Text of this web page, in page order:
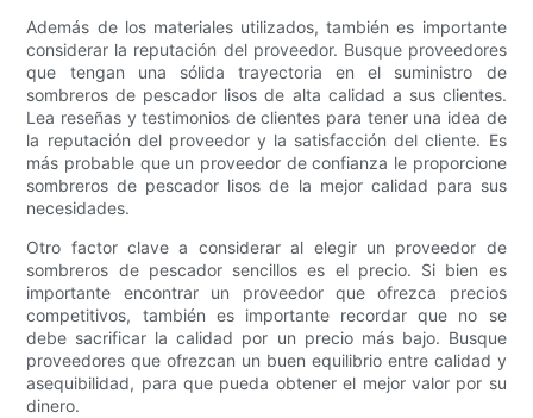
Además de los materiales utilizados, también es importante
considerar la reputación del proveedor. Busque proveedores
que tengan una sólida trayectoria en el suministro de
sombreros de pescador lisos de alta calidad a sus clientes.
Lea reseñas y testimonios de clientes para tener una idea de
la reputación del proveedor y la satisfacción del cliente. Es
más probable que un proveedor de confianza le proporcione
sombreros de pescador lisos de la mejor calidad para sus
necesidades.
Otro factor clave a considerar al elegir un proveedor de
sombreros de pescador sencillos es el precio. Si bien es
importante encontrar un proveedor que ofrezca precios
competitivos, también es importante recordar que no se
debe sacrificar la calidad por un precio más bajo. Busque
proveedores que ofrezcan un buen equilibrio entre calidad y
asequibilidad, para que pueda obtener el mejor valor por su
dinero.